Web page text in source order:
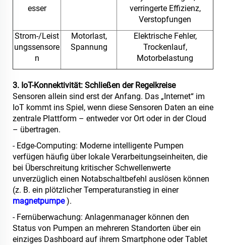
esser
verringerte Effizienz,
Verstopfungen
Strom-/Leist
ungssensore
n
Motorlast,
Spannung
Elektrische Fehler,
Trockenlauf,
Motorbelastung
3. IoT-Konnektivität: Schließen der Regelkreise
Sensoren allein sind erst der Anfang. Das „Internet“ im
IoT kommt ins Spiel, wenn diese Sensoren Daten an eine
zentrale Plattform – entweder vor Ort oder in der Cloud
– übertragen.
- Edge-Computing: Moderne intelligente Pumpen
verfügen häufig über lokale Verarbeitungseinheiten, die
bei Überschreitung kritischer Schwellenwerte
unverzüglich einen Notabschaltbefehl auslösen können
(z. B. ein plötzlicher Temperaturanstieg in einer
magnetpumpe).
- Fernüberwachung: Anlagenmanager können den
Status von Pumpen an mehreren Standorten über ein
einziges Dashboard auf ihrem Smartphone oder Tablet